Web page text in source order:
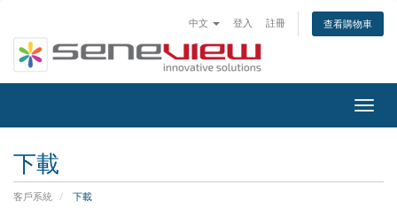
中文 登入 註冊 查看購物車
下載
客戶系統 下載